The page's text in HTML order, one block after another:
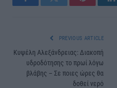
FacebookTwitter Pinterest
PREVIOUS ARTICLE
Κυψέλη Αλεξάνδρειας: Διακοπή
υδροδότησης το πρωί λόγω
βλάβης – Σε ποιες ώρες θα
δοθεί νερό